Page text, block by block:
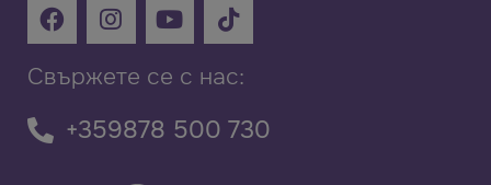
Свържете се с нас:
+359878 500 730